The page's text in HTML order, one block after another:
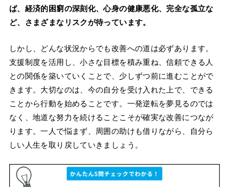
ば、経済的困窮の深刻化、心身の健康悪化、完全な孤立な
ど、さまざまなリスクが待っています。
しかし、どんな状況からでも改善への道は必ずあります。
支援制度を活用し、小さな目標を積み重ね、信頼できる人
との関係を築いていくことで、少しずつ前に進むことがで
きます。大切なのは、今の自分を受け入れた上で、できる
ことから行動を始めることです。一発逆転を夢見るのでは
なく、地道な努力を続けることこそが確実な改善につなが
ります。一人で悩まず、周囲の助けも借りながら、自分ら
しい人生を取り戻していきましょう。